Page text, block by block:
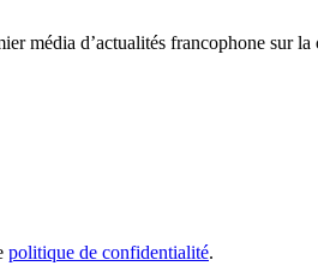
média d’actualités francophone sur
politique de confidentialité.